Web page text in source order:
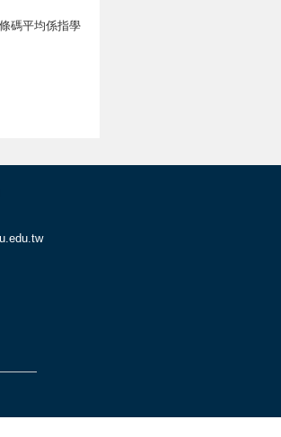
碼平均係指學